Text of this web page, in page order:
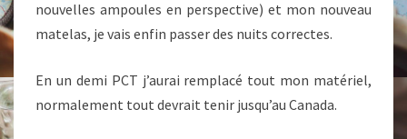
nouvelles ampoules en perspective) et mon nouveau
matelas, je vais enfin passer des nuits correctes.
En un demi PCT j’aurai remplacé tout mon matériel,
normalement tout devrait tenir jusqu’au Canada.